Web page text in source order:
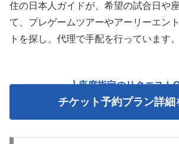
住の日本人ガイドが、希望の試合日や
て、プレゲームツアーやアーリーエン
トを探し、代理で手配を行っています。
座席指定のリクエスト
チケット予約プラン詳細